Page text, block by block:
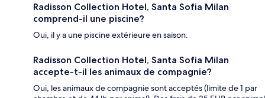
Radisson Collection Hotel, Santa Sofia Milan
comprend-il une piscine?
Oui, il y a une piscine extérieure en saison.
Radisson Collection Hotel, Santa Sofia Milan
accepte-t-il les animaux de compagnie?
Oui, les animaux de compagnie sont acceptés (limite de 1 par